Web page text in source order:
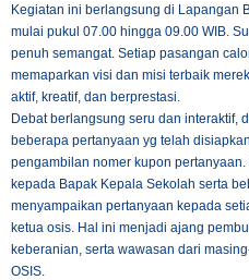
Kegiatan ini berlangsung di Lapangan
mulai pukul 07.00 hingga 09.00 WIB.
penuh semangat. Setiap pasangan
memaparkan visi dan misi terbaik
aktif, kreatif, dan berprestasi.
Debat berlangsung seru dan interaktif,
beberapa pertanyaan yg telah
pengambilan nomer kupon
kepada Bapak Kepala Sekolah serta
menyampaikan pertanyaan kepada
ketua osis. Hal ini menjadi ajang
keberanian, serta wawasan dari
OSIS.